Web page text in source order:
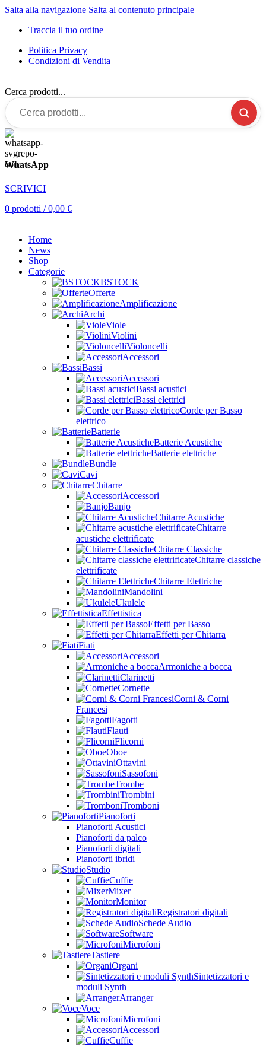
Salta alla navigazione Salta al contenuto principale
Traccia il tuo ordine
Politica Privacy
Condizioni di Vendita
Cerca prodotti...
WhatsApp
SCRIVICI
0 prodotti / 0,00 €
Home
News
Shop
Categorie
BSTOCK
Offerte
Amplificazione
Archi
Viole
Violini
Violoncelli
Accessori
Bassi
Accessori
Bassi acustici
Bassi elettrici
Corde per Basso
elettrico
Batterie
Batterie Acustiche
Batterie elettriche
Bundle
Cavi
Chitarre
Accessori
Banjo
Chitarre Acustiche
Chitarre
acustiche elettrificate
Chitarre Classiche
Chitarre classiche
elettrificate
Chitarre Elettriche
Mandolini
Ukulele
Effettistica
Effetti per Basso
Effetti per Chitarra
Fiati
Accessori
Armoniche a bocca
Clarinetti
Cornette
Corni & Corni
Francesi
Fagotti
Flauti
Flicorni
Oboe
Ottavini
Sassofoni
Trombe
Trombini
Tromboni
Pianoforti
Pianoforti Acustici
Pianoforti da palco
Pianoforti digitali
Pianoforti ibridi
Studio
Cuffie
Mixer
Monitor
Registratori digitali
Schede Audio
Software
Microfoni
Tastiere
Organi
Sintetizzatori e
moduli Synth
Arranger
Voce
Microfoni
Accessori
Cuffie